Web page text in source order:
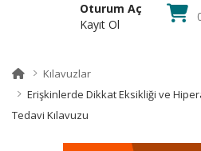
Oturum Aç
Kayıt Ol
Kılavuzlar
Erişkinlerde Dikkat Eksikliği ve
Tedavi Kılavuzu